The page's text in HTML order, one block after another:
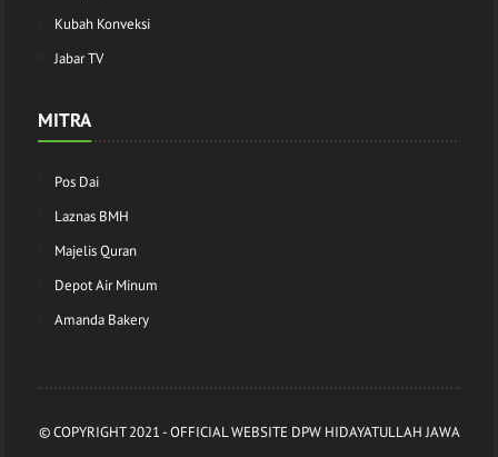
Kubah Konveksi
Jabar TV
MITRA
Pos Dai
Laznas BMH
Majelis Quran
Depot Air Minum
Amanda Bakery
© COPYRIGHT 2021 -OFFICIAL WEBSITE DPW HIDAYATULLAH JAWA